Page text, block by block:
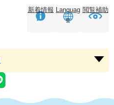
新着情報 Languag
e
閲覧補助
ー